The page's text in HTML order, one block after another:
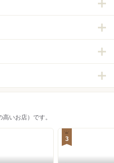
いお店）です。
3